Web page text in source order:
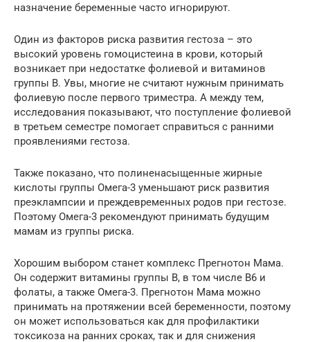
назначение беременные часто игнорируют.
Один из факторов риска развития гестоза – это
высокий уровень гомоцистеина в крови, который
возникает при недостатке фолиевой и витаминов
группы В. Увы, многие не считают нужным принимать
фолиевую после первого триместра. А между тем,
исследования показывают, что поступление фолиевой
в третьем семестре помогает справиться с ранними
проявлениями гестоза.
Также показано, что полиненасыщенные жирные
кислоты группы Омега-3 уменьшают риск развития
преэклампсии и преждевременных родов при гестозе.
Поэтому Омега-3 рекомендуют принимать будущим
мамам из группы риска.
Хорошим выбором станет комплекс Прегнотон Мама.
Он содержит витамины группы В, в том числе В6 и
фолаты, а также Омега-3. Прегнотон Мама можно
принимать на протяжении всей беременности, поэтому
он может использоваться как для профилактики
токсикоза на ранних сроках, так и для снижения